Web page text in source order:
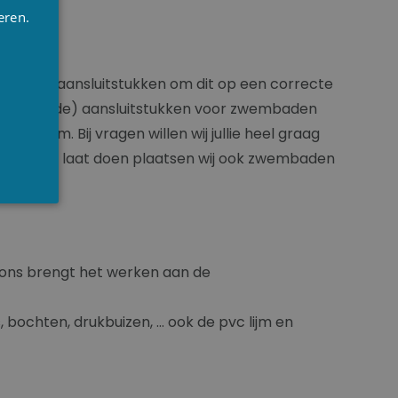
Alle aansluitstukken om dit op een correcte
aansluitstukken voor zwembaden
63 mm. Bij vragen willen wij jullie heel graag
werk laat doen plaatsen wij ook zwembaden
brengt het werken aan de
drukbuizen, … ook de pvc lijm en